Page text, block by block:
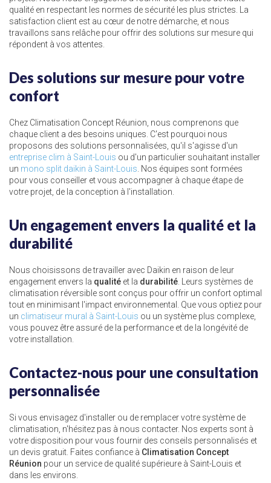
qualité en respectant les normes de sécurité les plus strictes. La
satisfaction client est au cœur de notre démarche, et nous
travaillons sans relâche pour offrir des solutions sur mesure qui
répondent à vos attentes.
Des solutions sur mesure pour votre
confort
Chez Climatisation Concept Réunion, nous comprenons que
chaque client a des besoins uniques. C'est pourquoi nous
proposons des solutions personnalisées, qu'il s'agisse d'un
entreprise clim à Saint-Louis ou d'un particulier souhaitant installer
un mono split daikin à Saint-Louis . Nos équipes sont formées
pour vous conseiller et vous accompagner à chaque étape de
votre projet, de la conception à l'installation.
Un engagement envers la qualité et la
durabilité
Nous choisissons de travailler avec Daikin en raison de leur
engagement envers la qualité et la durabilité . Leurs systèmes de
climatisation réversible sont conçus pour offrir un confort optimal
tout en minimisant l'impact environnemental. Que vous optiez pour
un climatiseur mural à Saint-Louis ou un système plus complexe,
vous pouvez être assuré de la performance et de la longévité de
votre installation.
Contactez-nous pour une consultation
personnalisée
Si vous envisagez d'installer ou de remplacer votre système de
climatisation, n'hésitez pas à nous contacter. Nos experts sont à
votre disposition pour vous fournir des conseils personnalisés et
un devis gratuit. Faites confiance à Climatisation Concept
Réunion pour un service de qualité supérieure à Saint-Louis et
dans les environs.